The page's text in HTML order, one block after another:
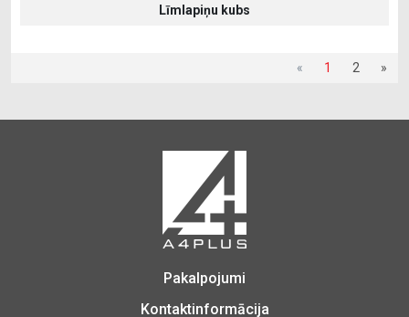
Līmlapiņu kubs
« 1 2 »
Pakalpojumi
Kontaktinformācija